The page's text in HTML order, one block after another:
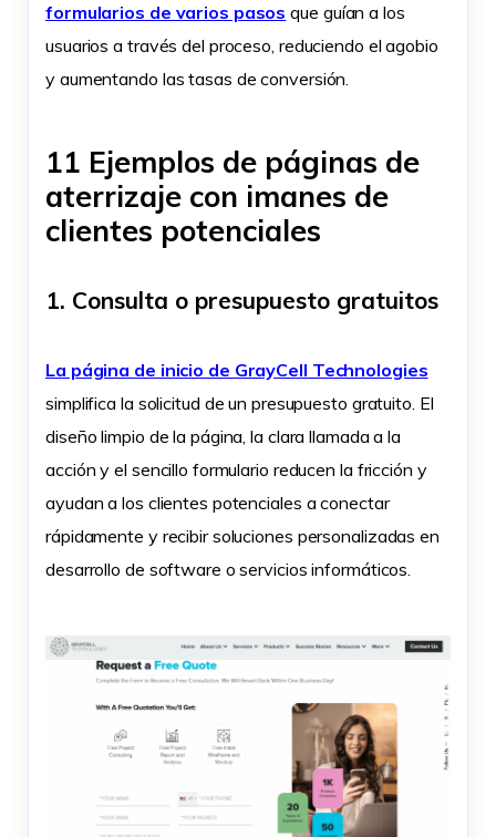
formularios de varios pasos que guían a los
usuarios a través del proceso, reduciendo el agobio
y aumentando las tasas de conversión.
11 Ejemplos de páginas de
aterrizaje con imanes de
clientes potenciales
1. Consulta o presupuesto gratuitos
La página de inicio de GrayCell Technologies
simplifica la solicitud de un presupuesto gratuito. El
diseño limpio de la página, la clara llamada a la
acción y el sencillo formulario reducen la fricción y
ayudan a los clientes potenciales a conectar
rápidamente y recibir soluciones personalizadas en
desarrollo de software o servicios informáticos.